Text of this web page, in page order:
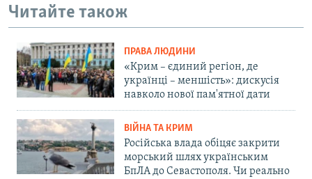
Читайте також
ПРАВА ЛЮДИНИ
«Крим – єдиний регіон, де
українці – меншість»: дискусія
навколо нової пам'ятної дати
ВІЙНА ТА КРИМ
Російська влада обіцяє закрити
морський шлях українським
БпЛА до Севастополя. Чи реально